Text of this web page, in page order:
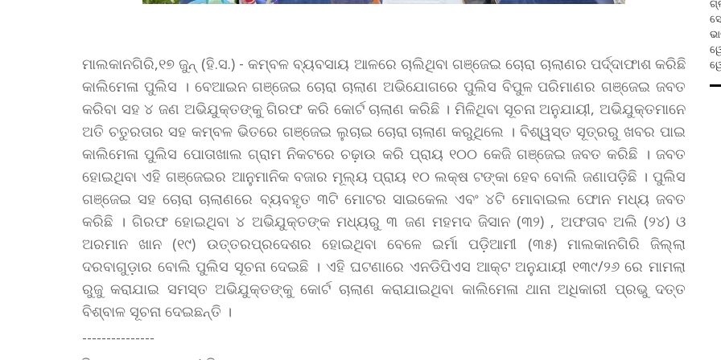
ମାଲକାନଗିରି,୧୭ ଜୁନ୍ (ହି.ସ.) - କମ୍ବଳ ବ୍ୟବସାୟ ଆଳରେ ଚାଲିଥିବା ଗଞ୍ଜେଇ ଚୋରା ଚାଲାଣର ପର୍ଦ୍ଦାଫାଶ କରିଛି
କାଲିମେଳା ପୁଲିସ । ବେଆଇନ ଗଞ୍ଜେଇ ଚୋରା ଚାଲାଣ ଅଭିଯୋଗରେ ପୁଲିସ ବିପୁଳ ପରିମାଣର ଗଞ୍ଜେଇ ଜବତ
କରିବା ସହ ୪ ଜଣ ଅଭିଯୁକ୍ତଙ୍କୁ ଗିରଫ କରି କୋର୍ଟ ଚାଲାଣ କରିଛି । ମିଳିଥିବା ସୂଚନା ଅନୁଯାୟୀ, ଅଭିଯୁକ୍ତମାନେ
ଅତି ଚତୁରତାର ସହ କମ୍ବଳ ଭିତରେ ଗଞ୍ଜେଇ ଲୁଚାଇ ଚୋରା ଚାଲାଣ କରୁଥିଲେ । ବିଶ୍ୱସ୍ତ ସୂତ୍ରରୁ ଖବର ପାଇ
କାଲିମେଳା ପୁଲିସ ପୋତାଖାଲ ଗ୍ରାମ ନିକଟରେ ଚଢ଼ାଉ କରି ପ୍ରାୟ ୧୦୦ କେଜି ଗଞ୍ଜେଇ ଜବତ କରିଛି । ଜବତ
ହୋଇଥିବା ଏହି ଗଞ୍ଜେଇର ଆନୁମାନିକ ବଜାର ମୂଲ୍ୟ ପ୍ରାୟ ୧୦ ଲକ୍ଷ ଟଙ୍କା ହେବ ବୋଲି ଜଣାପଡ଼ିଛି । ପୁଲିସ
ଗଞ୍ଜେଇ ସହ ଚୋରା ଚାଲାଣରେ ବ୍ୟବହୃତ ୩ଟି ମୋଟର ସାଇକେଲ ଏବଂ ୪ଟି ମୋବାଇଲ ଫୋନ ମଧ୍ୟ ଜବତ
କରିଛି । ଗିରଫ ହୋଇଥିବା ୪ ଅଭିଯୁକ୍ତଙ୍କ ମଧ୍ୟରୁ ୩ ଜଣ ମହମଦ ଜିସାନ (୩୨) , ଅଫତାବ ଅଲି (୨୪) ଓ
ଅରମାନ ଖାନ (୧୯) ଉତ୍ତରପ୍ରଦେଶର ହୋଇଥିବା ବେଳେ ଇର୍ମା ପଡ଼ିଆମୀ (୩୫) ମାଲକାନଗିରି ଜିଲ୍ଲା
ଦରବାଗୁଡ଼ାର ବୋଲି ପୁଲିସ ସୂଚନା ଦେଇଛି । ଏହି ଘଟଣାରେ ଏନଡିପିଏସ ଆକ୍ଟ ଅନୁଯାୟୀ ୧୩୯/୨୬ ରେ ମାମଲା
ରୁଜୁ କରାଯାଇ ସମସ୍ତ ଅଭିଯୁକ୍ତଙ୍କୁ କୋର୍ଟ ଚାଲାଣ କରାଯାଇଥିବା କାଲିମେଳା ଥାନା ଅଧିକାରୀ ପ୍ରଭୁ ଦତ୍ତ
ବିଶ୍ବାଳ ସୂଚନା ଦେଇଛନ୍ତି ।
---------------